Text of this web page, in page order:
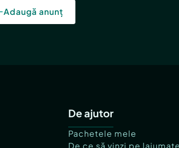
Adaugă anunț
De ajutor
Pachetele mele
De ce să vinzi pe